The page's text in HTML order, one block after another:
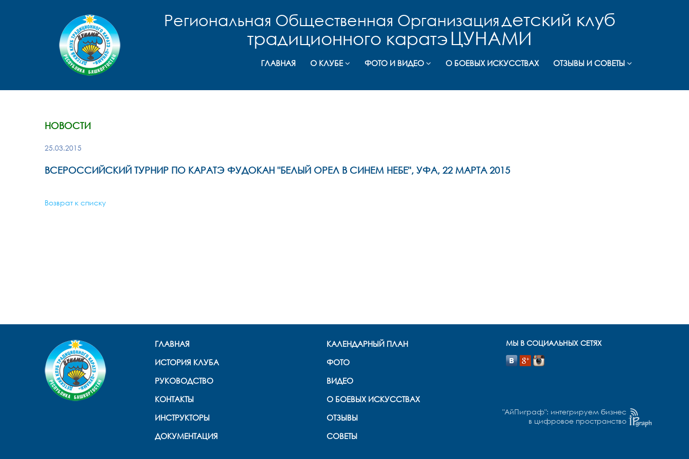
Региональная Общественная Организация детский клуб
традиционного каратэ ЦУНАМИ
ГЛАВНАЯ О КЛУБЕ ФОТО И ВИДЕО О БОЕВЫХ ИСКУССТВАХ ОТЗЫВЫ И СОВЕТЫ
НОВОСТИ
25.03.2015
ВСЕРОССИЙСКИЙ ТУРНИР ПО КАРАТЭ ФУДОКАН "БЕЛЫЙ ОРЕЛ В СИНЕМ НЕБЕ", УФА, 22 МАРТА 2015
Возврат к списку
ГЛАВНАЯ
ИСТОРИЯ КЛУБА
РУКОВОДСТВО
КОНТАКТЫ
ИНСТРУКТОРЫ
ДОКУМЕНТАЦИЯ
КАЛЕНДАРНЫЙ ПЛАН
ФОТО
ВИДЕО
О БОЕВЫХ ИСКУССТВАХ
ОТЗЫВЫ
СОВЕТЫ
МЫ В СОЦИАЛЬНЫХ СЕТЯХ
"АйПиграф": интегрируем бизнес
в цифровое пространство